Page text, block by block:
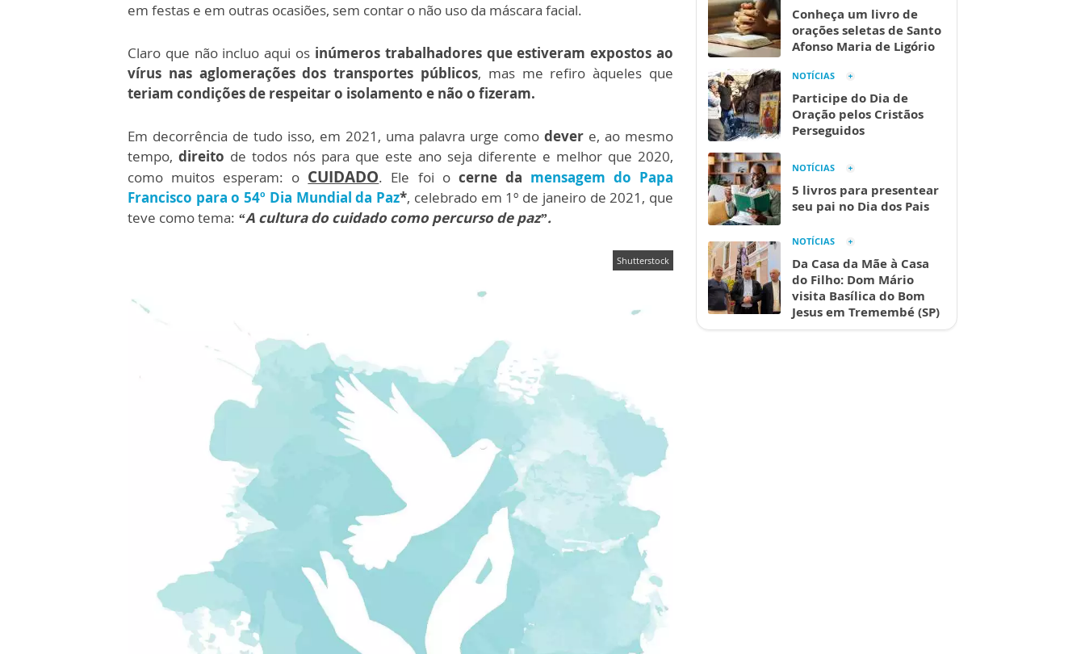
em festas e em outras ocasiões, sem contar o não uso da máscara facial.
Claro que não incluo aqui os inúmeros trabalhadores que estiveram expostos ao
vírus nas aglomerações dos transportes públicos, mas me refiro àqueles que
teriam condições de respeitar o isolamento e não o fizeram.
Em decorrência de tudo isso, em 2021, uma palavra urge como dever e, ao mesmo
tempo, direito de todos nós para que este ano seja diferente e melhor que 2020,
como muitos esperam: o CUIDADO. Ele foi ocerne da mensagem do Papa
Francisco para o 54º Dia Mundial da Paz*, celebrado em 1º de janeiro de 2021, que
teve como tema: “A cultura do cuidado como percurso de paz”.
Shutterstock
Conheça um livro de
orações seletas de Santo
Afonso Maria de Ligório
NOTÍCIAS
Participe do Dia de
Oração pelos Cristãos
Perseguidos
NOTÍCIAS
5 livros para presentear
seu pai no Dia dos Pais
NOTÍCIAS
Da Casa da Mãe à Casa
do Filho: Dom Mário
visita Basílica do Bom
Jesus em Tremembé (SP)